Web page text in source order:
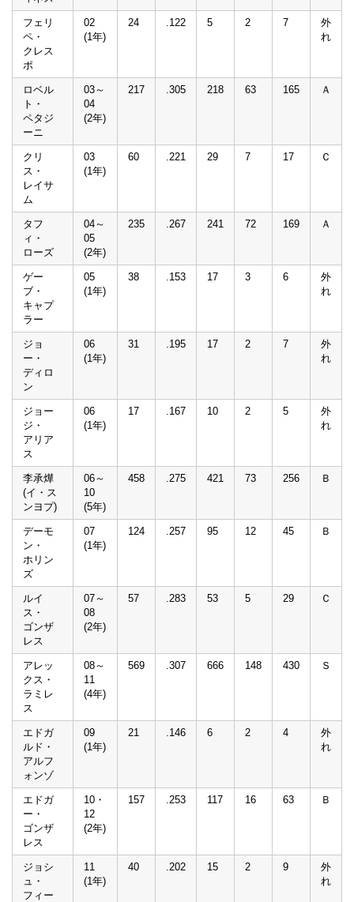
フェリ
ペ・
クレス
ポ
02
(1年)
24 .122 5 2 7
外
れ
ロベル
ト・
ペタジ
ーニ
03～
04
(2年)
217 .305 218 63 165 Ａ
クリ
ス・
レイサ
ム
03
(1年)
60 .221 29 7 17 Ｃ
タフ
ィ・
ローズ
04～
05
(2年)
235 .267 241 72 169 Ａ
ゲー
ブ・
キャプ
ラー
05
(1年)
38 .153 17 3 6
外
れ
ジョ
ー・
ディロ
ン
06
(1年)
31 .195 17 2 7
外
れ
ジョー
ジ・
アリア
ス
06
(1年)
17 .167 10 2 5
外
れ
李承燁
(イ・ス
ンヨプ)
06～
10
(5年)
458 .275 421 73 256 Ｂ
デーモ
ン・
ホリン
ズ
07
(1年)
124 .257 95 12 45 Ｂ
ルイ
ス・
ゴンザ
レス
07～
08
(2年)
57 .283 53 5 29 Ｃ
アレッ
クス・
ラミレ
ス
08～
11
(4年)
569 .307 666 148 430 Ｓ
エドガ
ルド・
アルフ
ォンゾ
09
(1年)
21 .146 6 2 4
外
れ
エドガ
ー・
ゴンザ
レス
10・
12
(2年)
157 .253 117 16 63 Ｂ
ジョシ
ュ・
フィー
11
(1年)
40 .202 15 2 9
外
れ